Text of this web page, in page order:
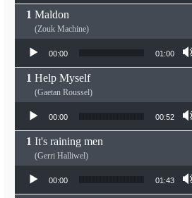
Maldon
(Zouk Machine)
Lecteur audio
00:00 01:00
Help Myself
(Gaetan Roussel)
Lecteur audio
00:00 00:52
It's raining men
(Gerri Halliwel)
Lecteur audio
00:00 01:43